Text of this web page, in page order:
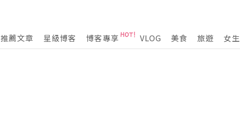
推薦文章 星級博客 博客專享 VLOG 美食 旅遊 女生